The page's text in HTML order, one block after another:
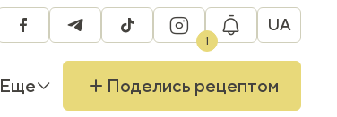
facebooktelegramtiktok instagram
1
UA
Еще Поделись рецептом